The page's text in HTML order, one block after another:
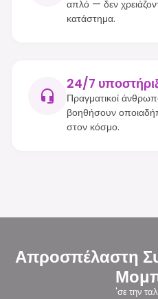
απλό — δεν
κατάστημα.
24/7
Πραγματικοί
βοηθήσουν
στον κόσμο.
Απροσπέλαστη
'σε την